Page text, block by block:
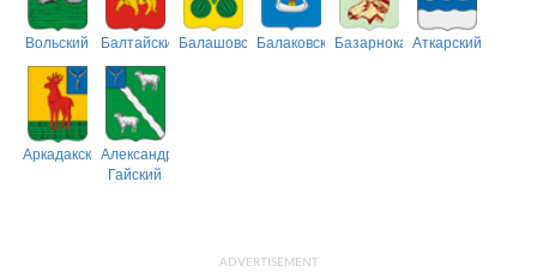
Вольский БалтайскийБалашовскийБалаковскийБазарнокарабулакский
Аткарский
АркадакскийАлександрово-
Гайский
ADVERTISEMENT